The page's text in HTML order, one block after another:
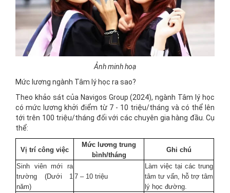
Ảnh minh hoạ
Mức lương ngành Tâm lý học ra sao?
Theo khảo sát của Navigos Group (2024), ngành Tâm lý học
có mức lương khởi điểm từ 7 - 10 triệu/tháng và có thể lên
tới trên 100 triệu/tháng đối với các chuyên gia hàng đầu. Cụ
thể:
Vị trí công việc
Mức lương trung
bình/tháng
Ghi chú
Sinh viên mới ra
trường (Dưới 1
năm)
7 – 10 triệu
Làm việc tại các trung
tâm tư vấn, hỗ trợ tâm
lý học đường.